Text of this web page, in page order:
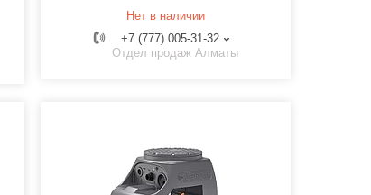
Нет в наличии
+7 (777) 005-31-32
Отдел продаж Алматы